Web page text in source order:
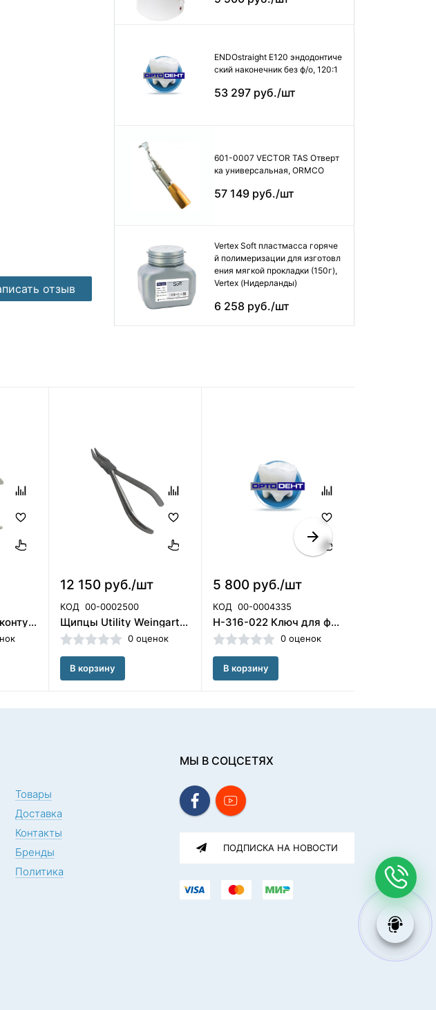
отзыв
ENDOstraight E120 эндодонтиче
ский наконечник без ф/о, 120:1
53 297 руб./шт
601-0007 VECTOR TAS Отверт
ка универсальная, ORMCO
57 149 руб./шт
Vertex Soft пластмасса горяче
й полимеризации для изготовл
ения мягкой прокладки (150г),
Vertex (Нидерланды)
6 258 руб./шт
803-0122 Щипцы контурные 803-0122, ORMCO (США)
12 150 руб./шт
КОД 00-0002500
Щипцы Utility Weingart, 803-0601 ORMCO
0 оценок
В корзину
5 800 руб./шт
КОД 00-0004335
H-316-022 Ключ для формирования уступов HLW (Германия)
0 оценок
В корзину
Товары
Доставка
Контакты
Бренды
Политика
МЫ В СОЦСЕТЯХ
ПОДПИСКА НА НОВОСТИ